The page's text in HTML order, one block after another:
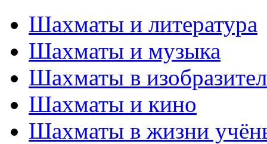
Шахматы и литература
Шахматы и музыка
Шахматы в
Шахматы и кино
Шахматы в жизни